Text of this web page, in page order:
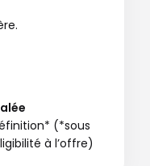
(*sous
à l’offre)